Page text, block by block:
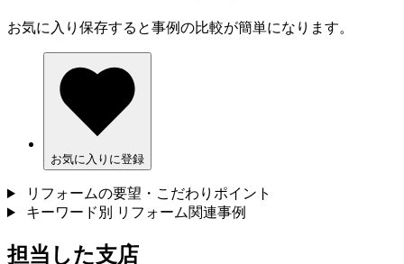
お気に入り保存すると事例の比較が簡単になります。
お気に入りに登録
リフォームの要望・こだわりポイント
キーワード別 リフォーム関連事例
担当した支店